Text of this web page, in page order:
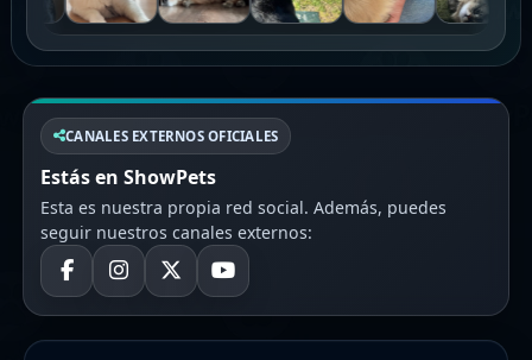
CANALES EXTERNOS OFICIALES
Estás en ShowPets
Esta es nuestra propia red social. Además, puedes
seguir nuestros canales externos: